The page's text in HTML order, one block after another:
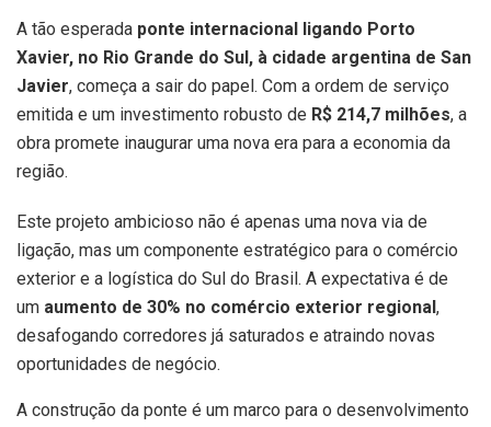
A tão esperada ponte internacional ligando Porto
Xavier, no Rio Grande do Sul, à cidade argentina de San
Javier, começa a sair do papel. Com a ordem de serviço
emitida e um investimento robusto de R$ 214,7 milhões, a
obra promete inaugurar uma nova era para a economia da
região.
Este projeto ambicioso não é apenas uma nova via de
ligação, mas um componente estratégico para o comércio
exterior e a logística do Sul do Brasil. A expectativa é de
um aumento de 30% no comércio exterior regional,
desafogando corredores já saturados e atraindo novas
oportunidades de negócio.
A construção da ponte é um marco para o desenvolvimento